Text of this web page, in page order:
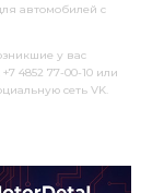
автомобилей с
у вас
4852 77-00-10 или
сеть VK.